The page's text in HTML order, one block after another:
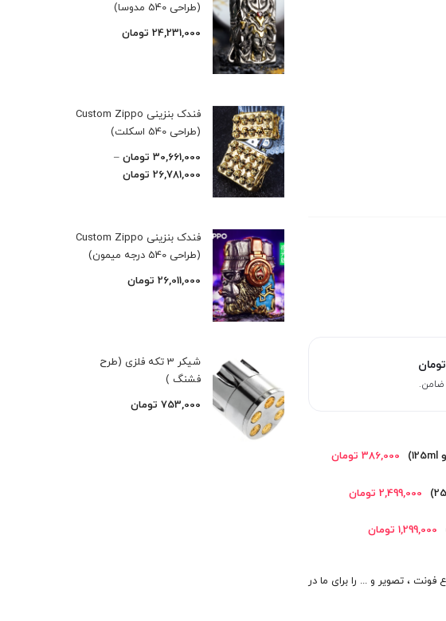
تومان
386,000 تومان
2,499,000 تومان
1,299,000 تومان
، تصویر و ... را برای ما در
(طراحی 540 مدوسا)
24,231,000 تومان
فندک بنزینی Custom Zippo
(طراحی 540 اسکلت)
30,661,000 تومان –
26,781,000 تومان
فندک بنزینی Custom Zippo
(طراحی 540 درجه میمون)
26,011,000 تومان
شیکر 3 تکه فلزی (طرح
فشنگ )
753,000 تومان